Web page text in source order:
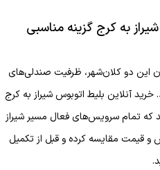
به کرج گزینه مناسبی
این دو کلان‌شهر، ظرفیت صندلی‌های
آنلاین بلیط اتوبوس شیراز به کرج
می‌دهد که تمام سرویس‌های فعال مسیر شیراز
و قیمت مقایسه کرده و قبل از تکمیل